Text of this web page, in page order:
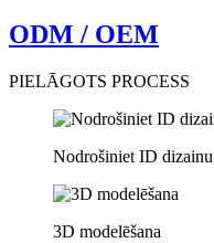
ODM / OEM
PIELĀGOTS PROCESS
Nodrošiniet ID dizainu
3D modelēšana